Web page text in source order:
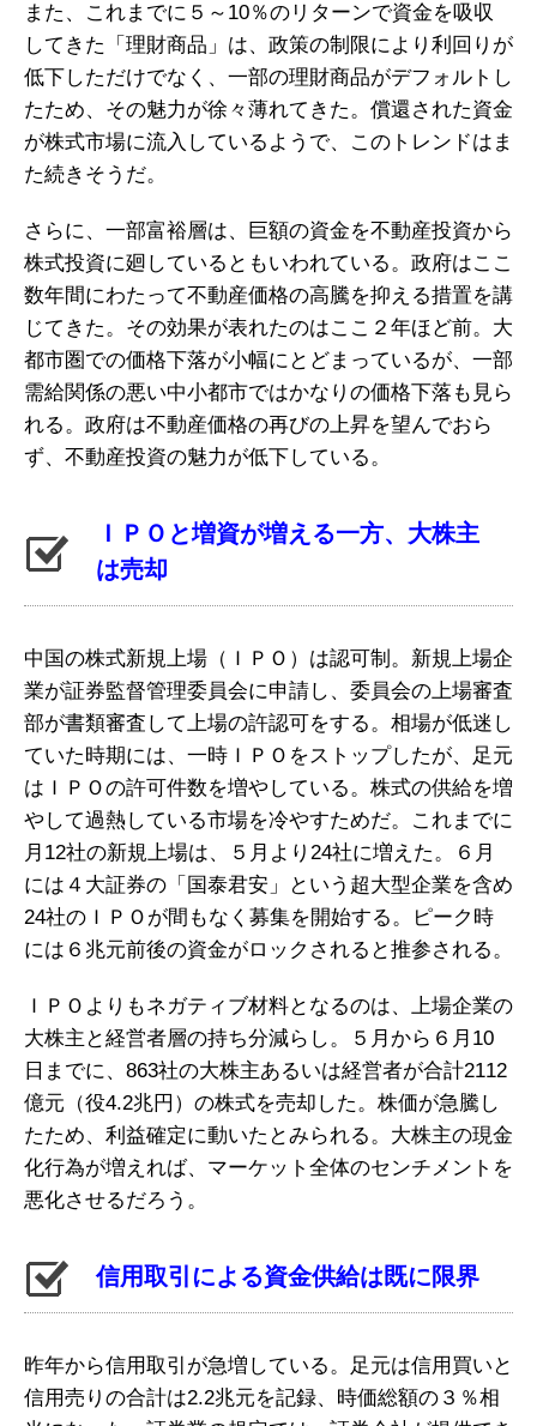
また、これまでに５～10％のリターンで資金を吸収
してきた「理財商品」は、政策の制限により利回りが
低下しただけでなく、一部の理財商品がデフォルトし
たため、その魅力が徐々薄れてきた。償還された資金
が株式市場に流入しているようで、このトレンドはま
た続きそうだ。
さらに、一部富裕層は、巨額の資金を不動産投資から
株式投資に廻しているともいわれている。政府はここ
数年間にわたって不動産価格の高騰を抑える措置を講
じてきた。その効果が表れたのはここ２年ほど前。大
都市圏での価格下落が小幅にとどまっているが、一部
需給関係の悪い中小都市ではかなりの価格下落も見ら
れる。政府は不動産価格の再びの上昇を望んでおら
ず、不動産投資の魅力が低下している。
ＩＰＯと増資が増える一方、大株主
は売却
中国の株式新規上場（ＩＰＯ）は認可制。新規上場企
業が証券監督管理委員会に申請し、委員会の上場審査
部が書類審査して上場の許認可をする。相場が低迷し
ていた時期には、一時ＩＰＯをストップしたが、足元
はＩＰＯの許可件数を増やしている。株式の供給を増
やして過熱している市場を冷やすためだ。これまでに
月12社の新規上場は、５月より24社に増えた。６月
には４大証券の「国泰君安」という超大型企業を含め
24社のＩＰＯが間もなく募集を開始する。ピーク時
には６兆元前後の資金がロックされると推参される。
ＩＰＯよりもネガティブ材料となるのは、上場企業の
大株主と経営者層の持ち分減らし。５月から６月10
日までに、863社の大株主あるいは経営者が合計2112
億元（役4.2兆円）の株式を売却した。株価が急騰し
たため、利益確定に動いたとみられる。大株主の現金
化行為が増えれば、マーケット全体のセンチメントを
悪化させるだろう。
信用取引による資金供給は既に限界
昨年から信用取引が急増している。足元は信用買いと
信用売りの合計は2.2兆元を記録、時価総額の３％相